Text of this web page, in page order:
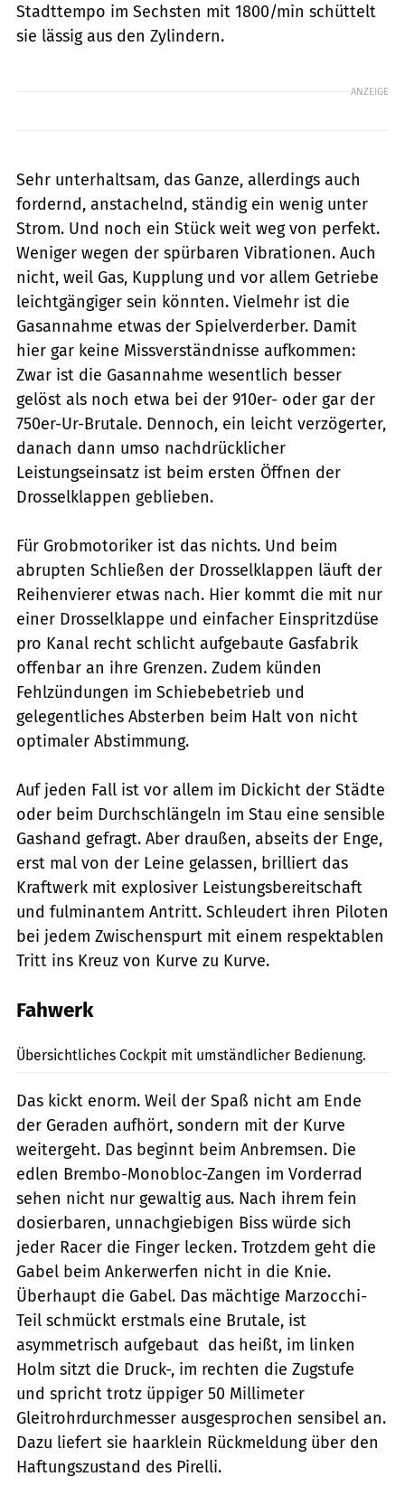
Stadttempo im Sechsten mit 1800/min schüttelt
sie lässig aus den Zylindern.
ANZEIGE
Sehr unterhaltsam, das Ganze, allerdings auch
fordernd, anstachelnd, ständig ein wenig unter
Strom. Und noch ein Stück weit weg von perfekt.
Weniger wegen der spürbaren Vibrationen. Auch
nicht, weil Gas, Kupplung und vor allem Getriebe
leichtgängiger sein könnten. Vielmehr ist die
Gasannahme etwas der Spielverderber. Damit
hier gar keine Missverständnisse aufkommen:
Zwar ist die Gasannahme wesentlich besser
gelöst als noch etwa bei der 910er- oder gar der
750er-Ur-Brutale. Dennoch, ein leicht verzögerter,
danach dann umso nachdrücklicher
Leistungseinsatz ist beim ersten Öffnen der
Drosselklappen geblieben.
Für Grobmotoriker ist das nichts. Und beim
abrupten Schließen der Drosselklappen läuft der
Reihenvierer etwas nach. Hier kommt die mit nur
einer Drosselklappe und einfacher Einspritzdüse
pro Kanal recht schlicht aufgebaute Gasfabrik
offenbar an ihre Grenzen. Zudem künden
Fehlzündungen im Schiebebetrieb und
gelegentliches Absterben beim Halt von nicht
optimaler Abstimmung.
Auf jeden Fall ist vor allem im Dickicht der Städte
oder beim Durchschlängeln im Stau eine sensible
Gashand gefragt. Aber draußen, abseits der Enge,
erst mal von der Leine gelassen, brilliert das
Kraftwerk mit explosiver Leistungsbereitschaft
und fulminantem Antritt. Schleudert ihren Piloten
bei jedem Zwischenspurt mit einem respektablen
Tritt ins Kreuz von Kurve zu Kurve.
Fahwerk
Übersichtliches Cockpit mit umständlicher Bedienung.
Das kickt enorm. Weil der Spaß nicht am Ende
der Geraden aufhört, sondern mit der Kurve
weitergeht. Das beginnt beim Anbremsen. Die
edlen Brembo-Monobloc-Zangen im Vorderrad
sehen nicht nur gewaltig aus. Nach ihrem fein
dosierbaren, unnachgiebigen Biss würde sich
jeder Racer die Finger lecken. Trotzdem geht die
Gabel beim Ankerwerfen nicht in die Knie.
Überhaupt die Gabel. Das mächtige Marzocchi-
Teil schmückt erstmals eine Brutale, ist
asymmetrisch aufgebaut  das heißt, im linken
Holm sitzt die Druck-, im rechten die Zugstufe 
und spricht trotz üppiger 50 Millimeter
Gleitrohrdurchmesser ausgesprochen sensibel an.
Dazu liefert sie haarklein Rückmeldung über den
Haftungszustand des Pirelli.